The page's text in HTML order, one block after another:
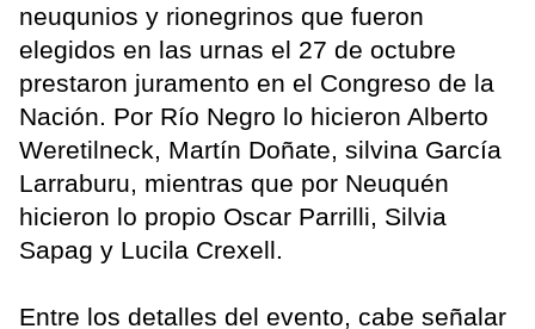
neuqunios y rionegrinos que fueron
elegidos en las urnas el 27 de octubre
prestaron juramento en el Congreso de la
Nación. Por Río Negro lo hicieron Alberto
Weretilneck, Martín Doñate, silvina García
Larraburu, mientras que por Neuquén
hicieron lo propio Oscar Parrilli, Silvia
Sapag y Lucila Crexell.
Entre los detalles del evento, cabe señalar